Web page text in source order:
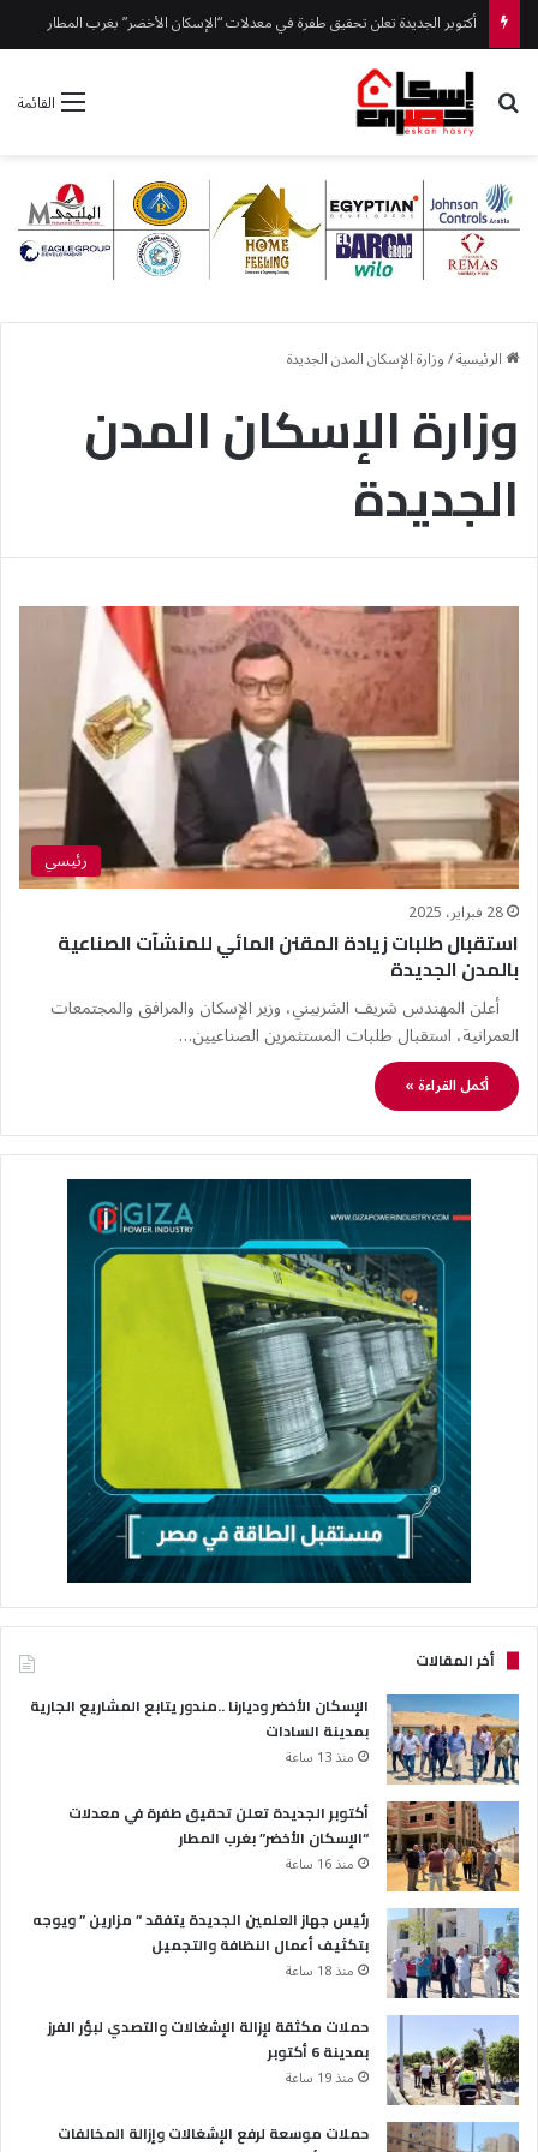
أكتوبر الجديدة تعلن تحقيق طفرة في معدلات “الإسكان الأخضر” بغرب المطار
القائمة بحث عن
الرئيسية/وزارة الإسكان المدن الجديدة
وزارة الإسكان المدن
الجديدة
رئيسي
28 فبراير، 2025
استقبال طلبات زيادة المقنن المائي للمنشآت الصناعية
بالمدن الجديدة
أعلن المهندس شريف الشربيني، وزير الإسكان والمرافق والمجتمعات
العمرانية، استقبال طلبات المستثمرين الصناعيين…
أكمل القراءة »
أخر المقالات
الإسكان الأخضر وديارنا ..مندور يتابع المشاريع الجارية
بمدينة السادات
منذ 13 ساعة
أكتوبر الجديدة تعلن تحقيق طفرة في معدلات
“الإسكان الأخضر” بغرب المطار
منذ 16 ساعة
رئيس جهاز العلمين الجديدة يتفقد ” مزارين ” ويوجه
بتكثيف أعمال النظافة والتجميل
منذ 18 ساعة
حملات مكثقة لإزالة الإشغالات والتصدي لبؤر الفرز
بمدينة 6 أكتوبر
منذ 19 ساعة
حملات موسعة لرفع الإشغالات وإزالة المخالفات